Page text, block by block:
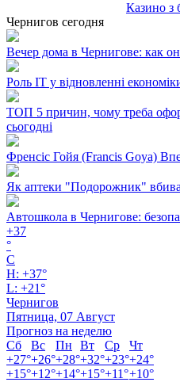
Казино з
Чернигов сегодня
Вечер дома в Чернигове: как
Роль ІТ у відновленні
ТОП 5 причин, чому треба
сьогодні
Френсіс Гойя (Francis Goya)
Як аптеки "Подорожник"
Автошкола в Чернигове:
+37
°
C
H: +37°
L: +21°
Чернигов
Пятница, 07 Август
Прогноз на неделю
Сб
Вс Пн Вт Ср
Чт
+27°+26°+28°+32°+23°+24°
+15°+12°+14°+15°+11°+10°